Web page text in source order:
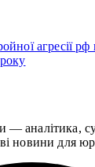
агресії
— аналітика,
новини для